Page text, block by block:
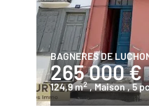
BAGNERES DE
265 000 €
124,9 m2 , Maison, 5